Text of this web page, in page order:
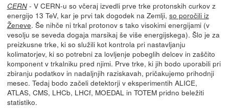
CERN- V CERN-u so včeraj izvedli prve trke protonskih curkov z
energijo 13 TeV, kar je prvi tak dogodek na Zemlji, so poročili iz
Ženeve. Še nihče ni trkal protonov s tako visokimi energijami (v
vesolju se seveda dogaja marsikaj še više energijskega). Šlo je za
preizkusne trke, ki so služili kot kontrola pri nastavljanju
kolimatorjev, ki so potrebni za lovljenje pobeglih delcev in zaščito
komponent v trkalniku pred njimi. Prve trke, ki jih bodo uporabili pri
zbiranju podatkov in nadaljnjih raziskavah, pričakujemo prihodnji
mesec. Tedaj bodo začeli detektorji v eksperimentih ALICE,
ATLAS, CMS, LHCb, LHCf, MOEDAL in TOTEM pridno beležiti
statistiko.